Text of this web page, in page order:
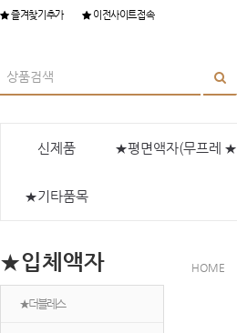
즐겨찾기추가 이전사이트접속
신제품 ★평면액자(무프레 ★
★기타품목
★입체액자
★더블레스
HOME